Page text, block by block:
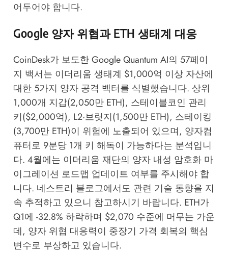
어두어야 합니다.
Google 양자 위협과 ETH 생태계 대응
CoinDesk가 보도한 Google Quantum AI의 57페이
지 백서는 이더리움 생태계 $1,000억 이상 자산에
대한 5가지 양자 공격 벡터를 식별했습니다. 상위
1,000개 지갑(2,050만 ETH), 스테이블코인 관리
키($2,000억), L2·브릿지(1,500만 ETH), 스테이킹
(3,700만 ETH)이 위험에 노출되어 있으며, 양자컴
퓨터로 9분당 1개 키 해독이 가능하다는 분석입니
다. 4월에는 이더리움 재단의 양자 내성 암호화 마
이그레이션 로드맵 업데이트 여부를 주시해야 합
니다. 네스트리 블로그에서도 관련 기술 동향을 지
속 추적하고 있으니 참고하시기 바랍니다. ETH가
Q1에 -32.8% 하락하며 $2,070 수준에 머무는 가운
데, 양자 위협 대응력이 중장기 가격 회복의 핵심
변수로 부상하고 있습니다.